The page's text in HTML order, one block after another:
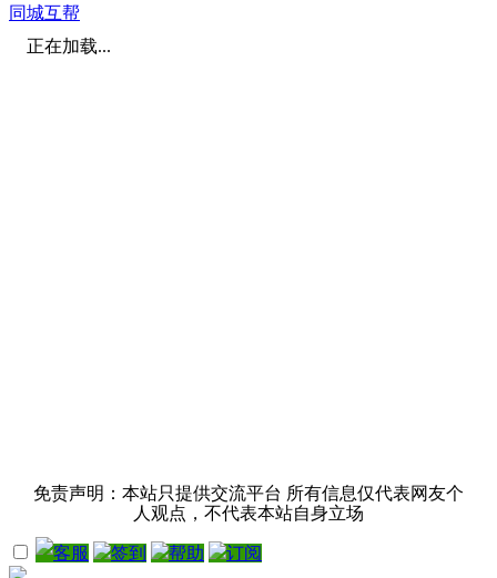
同城互帮
正在加载...
免责声明：本站只提供交流平台 所有信息仅代表网友个
人观点，不代表本站自身立场
客服 签到 帮助 订阅